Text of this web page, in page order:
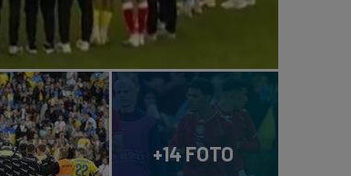
+14 FOTO